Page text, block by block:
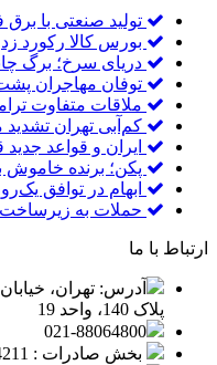
تولید صنعتی با
بورس کالا رکورد زد
دریای سرخ؛ برگ
توفان مهاجران
ملاقات متفاوت
کم‌آبی تهران
ایران و قواعد
پکن؛ برنده خاموش
ابهام در توافق
حملات به
ارتباط با ما
آدرس: تهران،
پلاک 140، واحد 19
021-88064800
بخش صادرات : 8804211-021 (داخلی 212)